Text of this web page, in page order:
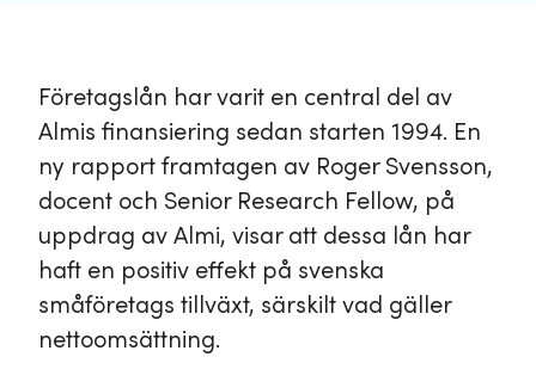
Företagslån har varit en central del av
Almis finansiering sedan starten 1994. En
ny rapport framtagen av Roger Svensson,
docent och Senior Research Fellow, på
uppdrag av Almi, visar att dessa lån har
haft en positiv effekt på svenska
småföretags tillväxt, särskilt vad gäller
nettoomsättning.